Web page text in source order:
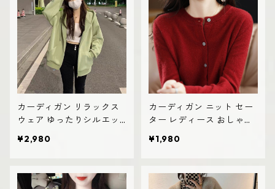
カーディガン リラックス
ウェア ゆったりシルエッ
ザイン
¥2,980
カーディガン ニット セー
ター レディース おしゃれ
¥1,980